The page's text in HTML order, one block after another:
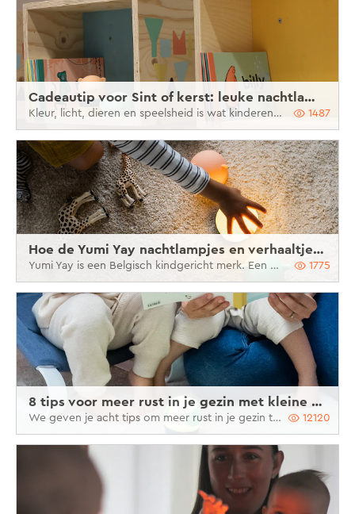
Cadeautip voor Sint of kerst: leuke nachtlampjes en bijhorende verhaaltjes voor kinderen
Kleur, licht, dieren en speelsheid is wat kinderen aantrekt. En dat weten we bij Yumi Yay maar al te goed! Vanuit het kindgerichte en ons doel om kleine verbindende momenten aan te moedigen, ontstonden de nachtlampjes en de bijhorende voorleesboekjes. Ontdek hier waarom deze leuke geschenken zijn voor je kindje voor Sint of kerst 1487
Hoe de Yumi Yay nachtlampjes en verhaaltjes de ontwikkeling van je kind stimuleren
Yumi Yay is een Belgisch kindgericht merk. Een van de pijlers is dan ook het stimuleren van de ontwikkeling van je kind. De nachtlampjes en voorleesverhaaltjes van Yumi Yay stimuleren je kindje op verschillende manieren, zoals taalontwikkeling, zintuiglijke ontwikkeling en sociale en emotionele ontwikkeling. Lees er hier meer over. 1775
8 tips voor meer rust in je gezin met kleine kinderen
We geven je acht tips om meer rust in je gezin te creëren en tegelijkertijd ook voor jezelf te zorgen. 12120